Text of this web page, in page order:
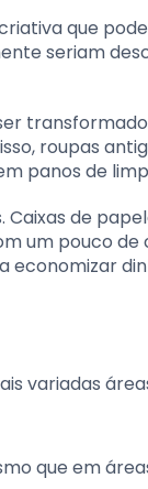
que
seriam
roupas
panos de
de
um pouco
variadas
que em